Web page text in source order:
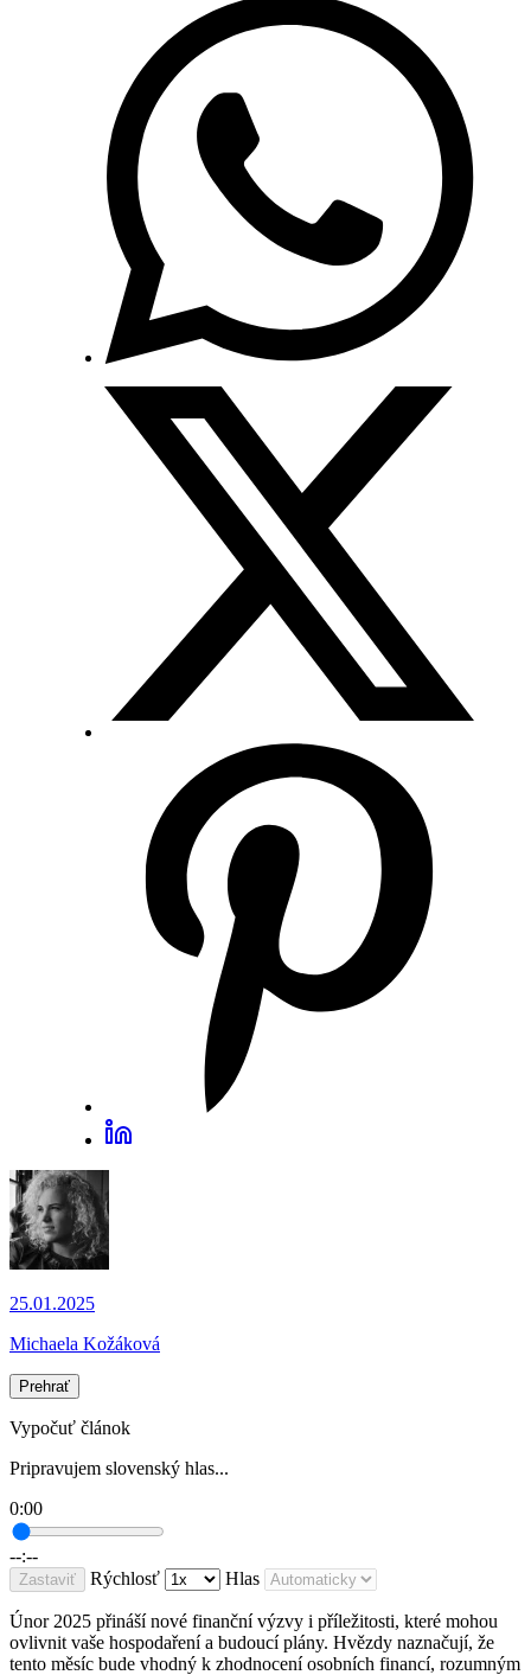
25.01.2025
Michaela Kožáková
Prehrať
Vypočuť článok
Pripravujem slovenský hlas...
0:00
--:--
Zastaviť Rýchlosť Hlas
Únor 2025 přináší nové finanční výzvy i příležitosti, které mohou
ovlivnit vaše hospodaření a budoucí plány. Hvězdy naznačují, že
tento měsíc bude vhodný k zhodnocení osobních financí, rozumným